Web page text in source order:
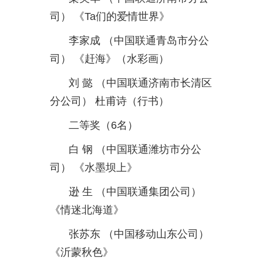
司）
《Ta们的爱情世界》
李家成
（中国联通青岛市分公
司）
《赶海》（水彩画）
刘 懿
（中国联通济南市长清区
分公司）
杜甫诗（行书）
二等奖（ 6名）
白 钢
（中国联通潍坊市分公
司）
《水墨坝上》
逊 生
（中国联通集团公司）
《情迷北海道》
张苏东
（中国移动山东公司）
《沂蒙秋色》